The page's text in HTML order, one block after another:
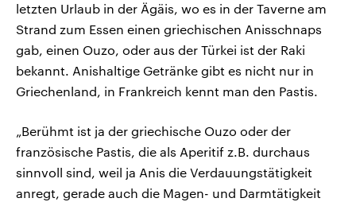
letzten Urlaub in der Ägäis, wo es in der Taverne am
Strand zum Essen einen griechischen Anisschnaps
gab, einen Ouzo, oder aus der Türkei ist der Raki
bekannt. Anishaltige Getränke gibt es nicht nur in
Griechenland, in Frankreich kennt man den Pastis.
„Berühmt ist ja der griechische Ouzo oder der
französische Pastis, die als Aperitif z.B. durchaus
sinnvoll sind, weil ja Anis die Verdauungstätigkeit
anregt, gerade auch die Magen- und Darmtätigkeit